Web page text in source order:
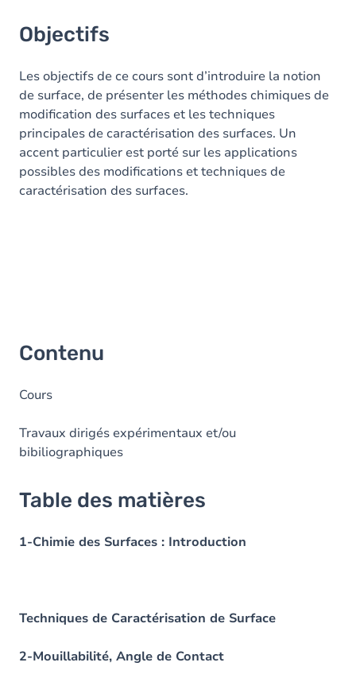
Objectifs
Les objectifs de ce cours sont d’introduire la notion
de surface, de présenter les méthodes chimiques de
modification des surfaces et les techniques
principales de caractérisation des surfaces. Un
accent particulier est porté sur les applications
possibles des modifications et techniques de
caractérisation des surfaces.
Contenu
Cours
Travaux dirigés expérimentaux et/ou
bibiliographiques
Table des matières
1-Chimie des Surfaces : Introduction
Techniques de Caractérisation de Surface
2-Mouillabilité, Angle de Contact